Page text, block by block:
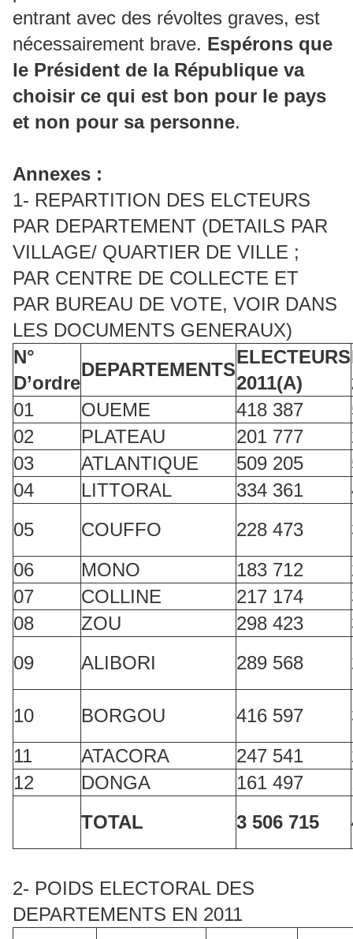
entrant avec des révoltes graves, est
nécessairement brave. Espérons que
le Président de la République va
choisir ce qui est bon pour le pays
et non pour sa personne.
Annexes :
1- REPARTITION DES ELCTEURS
PAR DEPARTEMENT (DETAILS PAR
VILLAGE/ QUARTIER DE VILLE ;
PAR CENTRE DE COLLECTE ET
PAR BUREAU DE VOTE, VOIR DANS
LES DOCUMENTS GENERAUX)
N°
D’ordre
DEPARTEMENTS
ELECTEURS
2011(A)
01
OUEME 418 387
02
PLATEAU 201 777
03
ATLANTIQUE 509 205
04
LITTORAL 334 361
05
COUFFO 228 473
06
MONO 183 712
07
COLLINE 217 174
08
ZOU 298 423
09
ALIBORI 289 568
10 BORGOU 416 597
11
ATACORA 247 541
12
DONGA 161 497
TOTAL
3 506 715
2- POIDS ELECTORAL DES
DEPARTEMENTS EN 2011